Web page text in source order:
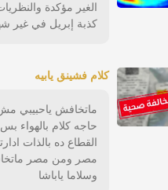
الغير مؤكدة
كذبة إبريل في غير
كلام فشينق يابيه
ماتخافش ياحبيبي
حاجه كلام بالهواء
القطاع ده بالذات
مصر ومن مصر
وسلاما ياباشا